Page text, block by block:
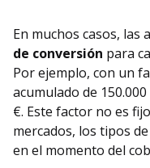
En muchos casos,
de conversión para
Por ejemplo, con un
acumulado de
€. Este factor no es
mercados, los tipos
en el momento del